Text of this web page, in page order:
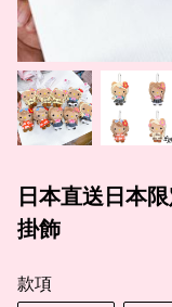
日本直送日本
掛飾
款項